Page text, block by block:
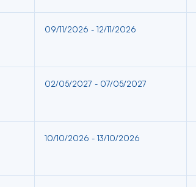
09/11/2026 - 12/11/2026
02/05/2027 - 07/05/2027
10/10/2026 - 13/10/2026